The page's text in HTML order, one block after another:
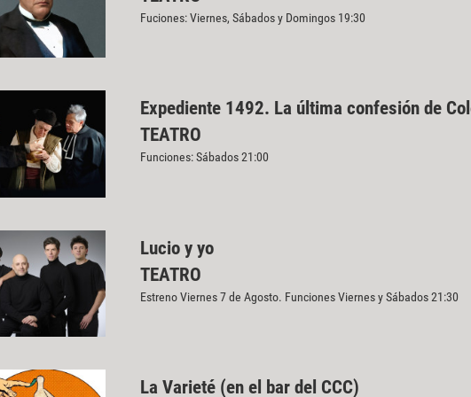
Fuciones: Viernes, Sábados y Domingos 19:30
Expediente 1492. La última confesión de
TEATRO
Funciones: Sábados 21:00
Lucio y yo
TEATRO
Estreno Viernes 7 de Agosto. Funciones Viernes y Sábados 21:30
La Varieté (en el bar del CCC)